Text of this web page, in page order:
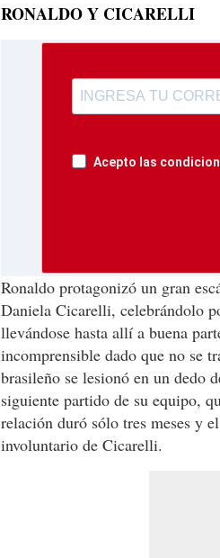
RONALDO Y CICARELLI
Acepto las
Ronaldo protagonizó un gran
Daniela Cicarelli, celebrándolo
llevándose hasta allí a buena
incomprensible dado que no se
brasileño se lesionó en un dedo
siguiente partido de su equipo,
relación duró sólo tres meses y
involuntario de Cicarelli.